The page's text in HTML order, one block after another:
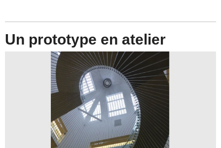
Un prototype en atelier